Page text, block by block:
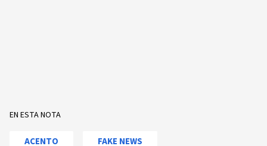
EN ESTA NOTA
ACENTO FAKE NEWS